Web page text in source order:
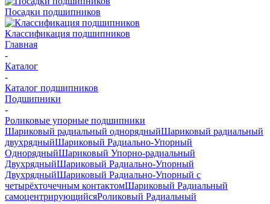
Посадки подшипников
Классификация подшипников
Главная
-
Каталог
-
Каталог подшипников
Подшипники
-
Роликовые упорные подшипники
Шариковый радиальный однорядныйШариковый радиальный
двухрядныйШариковый Радиально-Упорный
ОднорядныйШариковый Упорно-радиальный
ДвухрядныйШариковый Радиально-Упорный
ДвухрядныйШариковый Радиально-Упорный с
четырёхточечным контактомШариковый Радиальный
самоцентрирующийсяРоликовый Радиальный